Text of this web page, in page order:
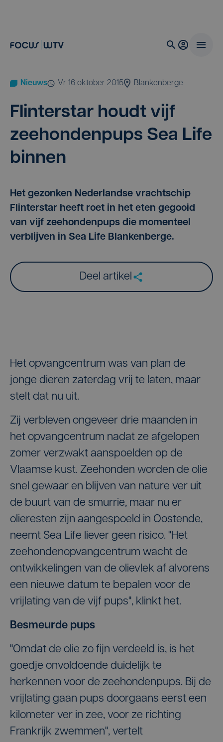
Nieuws vr 16 oktober 2015 Blankenberge
Flin­ter­star houdt vijf
zee­hon­den­pups Sea Life
binnen
Het gezonken Nederlandse vrachtschip
Flinterstar heeft roet in het eten gegooid
van vijf zeehondenpups die momenteel
verblijven in Sea Life Blankenberge.
Deel artikel
Het opvangcentrum was van plan de
jonge dieren zaterdag vrij te laten, maar
stelt dat nu uit.
Zij verbleven ongeveer drie maanden in
het opvangcentrum nadat ze afgelopen
zomer verzwakt aanspoelden op de
Vlaamse kust. Zeehonden worden de olie
snel gewaar en blijven van nature ver uit
de buurt van de smurrie, maar nu er
olieresten zijn aangespoeld in Oostende,
neemt Sea Life liever geen risico. "Het
zeehondenopvangcentrum wacht de
ontwikkelingen van de olievlek af alvorens
een nieuwe datum te bepalen voor de
vrijlating van de vijf pups", klinkt het.
Besmeurde pups
"Omdat de olie zo fijn verdeeld is, is het
goedje onvoldoende duidelijk te
herkennen voor de zeehondenpups. Bij de
vrijlating gaan pups doorgaans eerst een
kilometer ver in zee, voor ze richting
Frankrijk zwemmen", vertelt